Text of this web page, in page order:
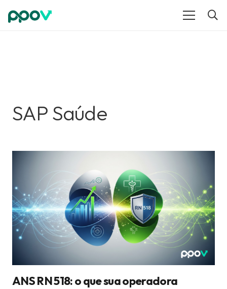
SAP Saúde
ANS RN 518: o que sua operadora